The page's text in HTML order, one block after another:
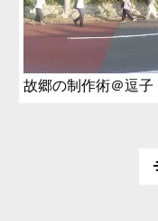
故郷の制作術＠逗子